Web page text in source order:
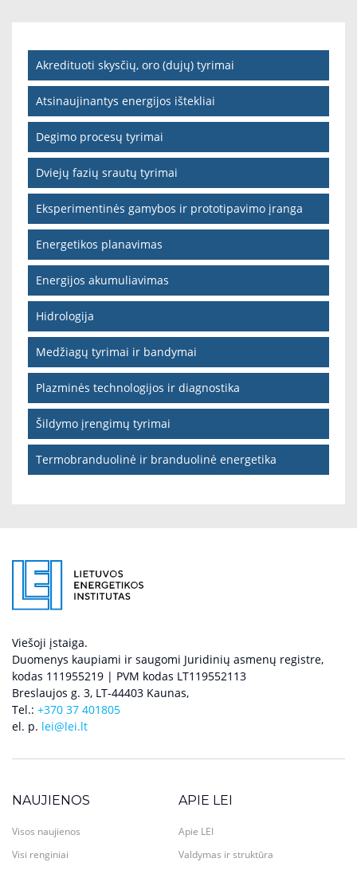
Akredituoti skysčių, oro (dujų) tyrimai
Atsinaujinantys energijos ištekliai
Degimo procesų tyrimai
Dviejų fazių srautų tyrimai
Eksperimentinės gamybos ir prototipavimo įranga
Energetikos planavimas
Energijos akumuliavimas
Hidrologija
Medžiagų tyrimai ir bandymai
Plazminės technologijos ir diagnostika
Šildymo įrengimų tyrimai
Termobranduolinė ir branduolinė energetika
Viešoji įstaiga.
Duomenys kaupiami ir saugomi Juridinių asmenų registre,
kodas 111955219 | PVM kodas LT119552113
Breslaujos g. 3, LT-44403 Kaunas,
Tel.: +370 37 401805
el. p. lei@lei.lt
NAUJIENOS
Visos naujienos
Visi renginiai
APIE LEI
Apie LEI
Valdymas ir struktūra